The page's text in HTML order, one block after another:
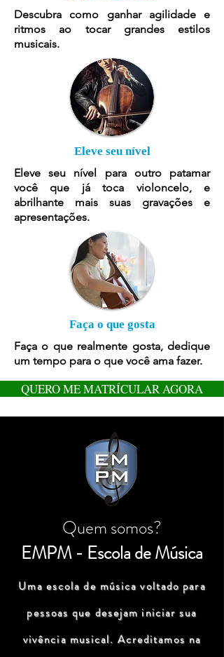
Descubra como ganhar agilidade e
ritmos ao tocar grandes estilos
musicais.
Eleve seu nível
Eleve seu nível para outro patamar
você que já toca violoncelo, e
abrilhante mais suas gravações e
apresentações.
Faça o que gosta
Faça o que realmente gosta, dedique
um tempo para o que você ama fazer.
QUERO ME MATRÍCULAR AGORA
Quem somos?
EMPM - Escola de Música
Uma escola de música voltado para
pessoas que desejam iniciar sua
vivência musical. Acreditamos na